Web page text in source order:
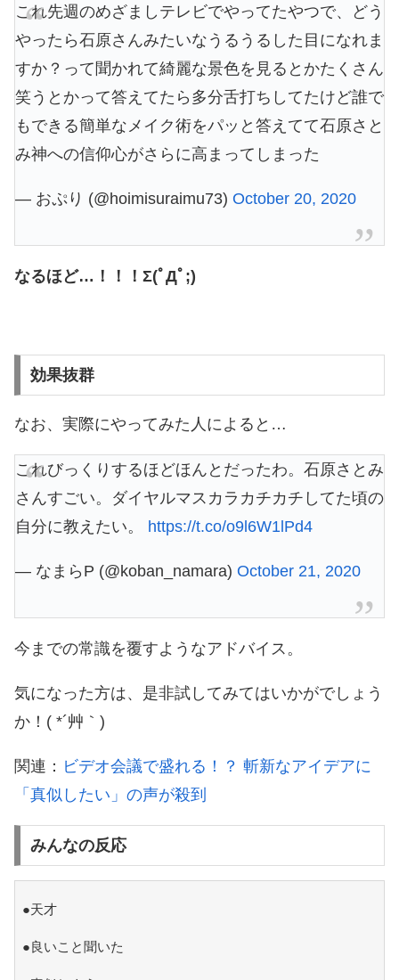
これ先週のめざましテレビでやってたやつで、どう
やったら石原さんみたいなうるうるした目になれま
すか？って聞かれて綺麗な景色を見るとかたくさん
笑うとかって答えてたら多分舌打ちしてたけど誰で
もできる簡単なメイク術をパッと答えてて石原さと
み神への信仰心がさらに高まってしまった
— おぷり (@hoimisuraimu73) October 20, 2020
なるほど…！！！Σ(ﾟДﾟ;)
効果抜群
なお、実際にやってみた人によると…
これびっくりするほどほんとだったわ。石原さとみ
さんすごい。ダイヤルマスカラカチカチしてた頃の
自分に教えたい。 https://t.co/o9l6W1lPd4
— なまらP (@koban_namara) October 21, 2020
今までの常識を覆すようなアドバイス。
気になった方は、是非試してみてはいかがでしょう
か！( *´艸｀)
関連： ビデオ会議で盛れる！？ 斬新なアイデアに
「真似したい」の声が殺到
みんなの反応
●天才
●良いこと聞いた